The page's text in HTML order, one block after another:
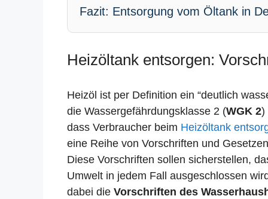
Fazit: Entsorgung vom Öltank in
Heizöltank entsorgen:
Heizöl ist per Definition ein “deutlich
die Wassergefährdungsklasse 2 (WGK 2)
dass Verbraucher beim Heizöltank
eine Reihe von Vorschriften und
Diese Vorschriften sollen sicherstellen,
Umwelt in jedem Fall ausgeschlossen
dabei die Vorschriften des